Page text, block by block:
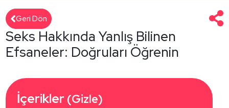
Geri Dön
Seks Hakkında Yanlış Bilinen
Efsaneler: Doğruları Öğrenin
İçerikler (Gizle)